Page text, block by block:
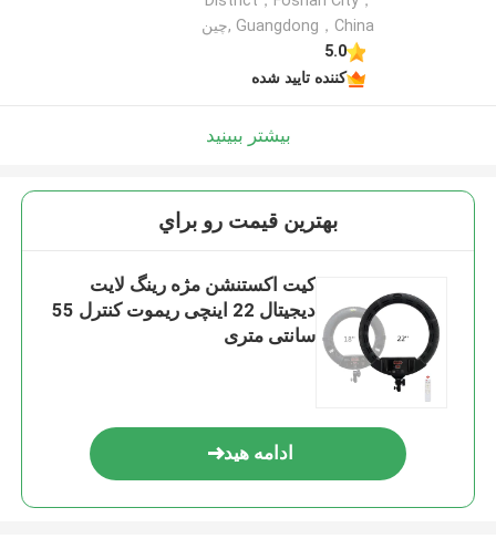
Guangdong，China ,چین
5.0
کننده تایید شده
بیشتر ببینید
بهترين قيمت رو براي
کیت اکستنشن مژه رینگ لایت
دیجیتال 22 اینچی ریموت کنترل 55
سانتی متری
ادامه هید